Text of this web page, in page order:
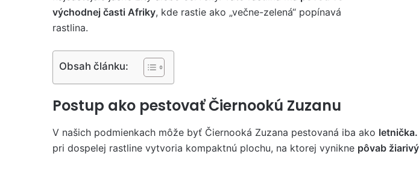
východnej časti Afriky, kde rastie ako „večne-zelená“ popínavá
rastlina.
Obsah článku:
Postup ako pestovať Čiernookú Zuzanu
V našich podmienkach môže byť Čiernooká Zuzana pestovaná iba ako letnička.
pri dospelej rastline vytvoria kompaktnú plochu, na ktorej vynikne pôvab